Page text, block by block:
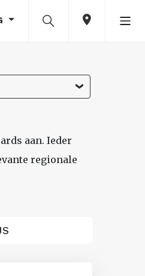
aan. Ieder
regionale